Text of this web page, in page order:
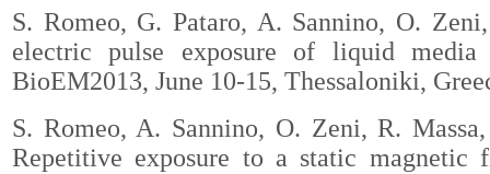
S. Romeo, G. Pataro, A. Sannino, O.
electric pulse exposure of liquid
BioEM2013, June 10-15, Thessaloniki,
S. Romeo, A. Sannino, O. Zeni, R.
Repetitive exposure to a static